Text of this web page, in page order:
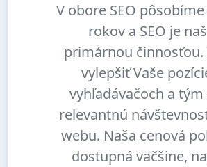
V obore SEO
rokov a SEO je
primárnou činnosťou.
vylepšiť Vaše
vyhľadávačoch a tým
relevantnú
webu. Naša cenová
dostupná väčšine,